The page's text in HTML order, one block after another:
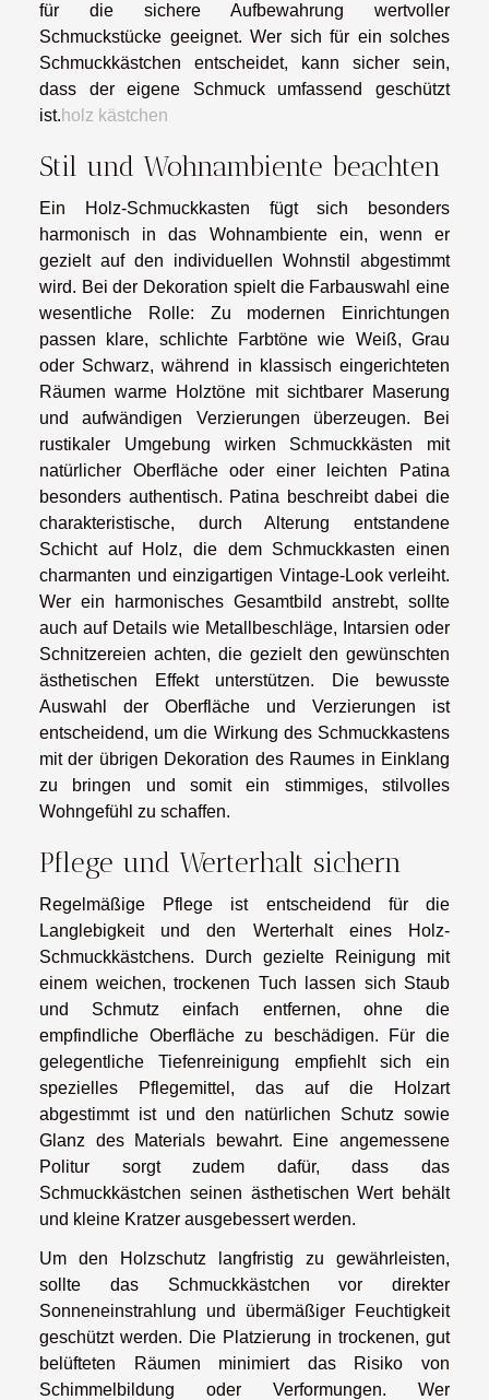
für die sichere Aufbewahrung wertvoller
Schmuckstücke geeignet. Wer sich für ein solches
Schmuckkästchen entscheidet, kann sicher sein,
dass der eigene Schmuck umfassend geschützt
ist. holz kästchen
Stil und Wohnambiente beachten
Ein Holz-Schmuckkasten fügt sich besonders
harmonisch in das Wohnambiente ein, wenn er
gezielt auf den individuellen Wohnstil abgestimmt
wird. Bei der Dekoration spielt die Farbauswahl eine
wesentliche Rolle: Zu modernen Einrichtungen
passen klare, schlichte Farbtöne wie Weiß, Grau
oder Schwarz, während in klassisch eingerichteten
Räumen warme Holztöne mit sichtbarer Maserung
und aufwändigen Verzierungen überzeugen. Bei
rustikaler Umgebung wirken Schmuckkästen mit
natürlicher Oberfläche oder einer leichten Patina
besonders authentisch. Patina beschreibt dabei die
charakteristische, durch Alterung entstandene
Schicht auf Holz, die dem Schmuckkasten einen
charmanten und einzigartigen Vintage-Look verleiht.
Wer ein harmonisches Gesamtbild anstrebt, sollte
auch auf Details wie Metallbeschläge, Intarsien oder
Schnitzereien achten, die gezielt den gewünschten
ästhetischen Effekt unterstützen. Die bewusste
Auswahl der Oberfläche und Verzierungen ist
entscheidend, um die Wirkung des Schmuckkastens
mit der übrigen Dekoration des Raumes in Einklang
zu bringen und somit ein stimmiges, stilvolles
Wohngefühl zu schaffen.
Pflege und Werterhalt sichern
Regelmäßige Pflege ist entscheidend für die
Langlebigkeit und den Werterhalt eines Holz-
Schmuckkästchens. Durch gezielte Reinigung mit
einem weichen, trockenen Tuch lassen sich Staub
und Schmutz einfach entfernen, ohne die
empfindliche Oberfläche zu beschädigen. Für die
gelegentliche Tiefenreinigung empfiehlt sich ein
spezielles Pflegemittel, das auf die Holzart
abgestimmt ist und den natürlichen Schutz sowie
Glanz des Materials bewahrt. Eine angemessene
Politur sorgt zudem dafür, dass das
Schmuckkästchen seinen ästhetischen Wert behält
und kleine Kratzer ausgebessert werden.
Um den Holzschutz langfristig zu gewährleisten,
sollte das Schmuckkästchen vor direkter
Sonneneinstrahlung und übermäßiger Feuchtigkeit
geschützt werden. Die Platzierung in trockenen, gut
belüfteten Räumen minimiert das Risiko von
Schimmelbildung oder Verformungen. Wer